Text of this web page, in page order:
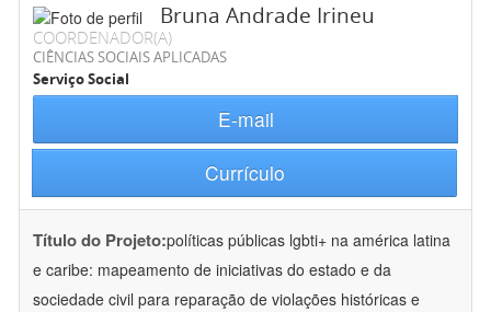
Bruna Andrade Irineu
COORDENADOR(A)
CIÊNCIAS SOCIAIS APLICADAS
Serviço Social
E-mail
Currículo
Título do Projeto:políticas públicas lgbti+ na américa latina
e caribe: mapeamento de iniciativas do estado e da
sociedade civil para reparação de violações históricas e